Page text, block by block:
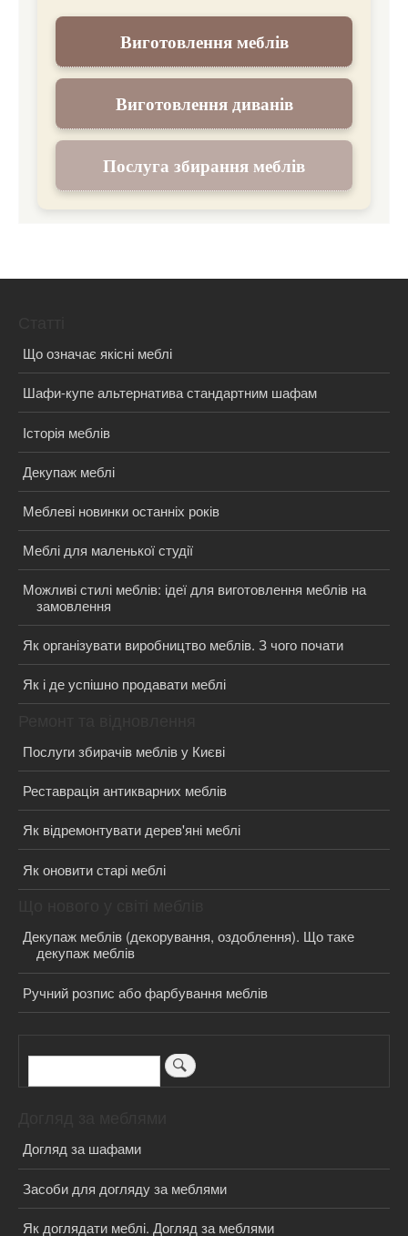
Виготовлення меблів
Виготовлення диванів
Послуга збирання меблів
Що означає якісні меблі
Шафи-купе альтернатива стандартним шафам
Історія меблів
Декупаж меблі
Меблеві новинки останніх років
Меблі для маленької студії
Можливі стилі меблів: ідеї для виготовлення меблів на
замовлення
Як організувати виробництво меблів. З чого почати
Як і де успішно продавати меблі
Послуги збирачів меблів у Києві
Реставрація антикварних меблів
Як відремонтувати дерев'яні меблі
Як оновити старі меблі
Декупаж меблів (декорування, оздоблення). Що таке
декупаж меблів
Ручний розпис або фарбування меблів
Пошук
Догляд за шафами
Засоби для догляду за меблями
Як доглядати меблі. Догляд за меблями